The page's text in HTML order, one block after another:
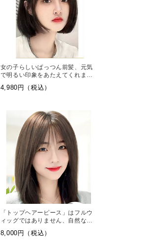
女の子らしいぱっつん前髪、元気
で明るい印象をあたえてくれま
す、女性らしいソフトのフルウィ
ッグ
4,980円（税込）
「トップヘアーピース」はフルウ
ィッグではありません、自然なつ
むじや前髪のついた、頭頂部から
被せるタイプの新感覚ウィッグで
8,000円（税込）